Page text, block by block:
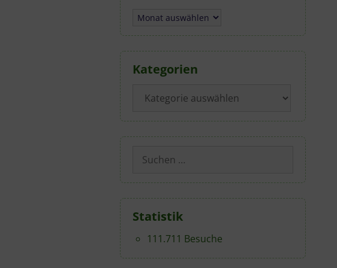
Archiv
Kategorien
Suchen
nach:
Statistik
111.711 Besuche